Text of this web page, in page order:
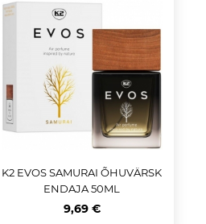
K2 EVOS SAMURAI ÕHUVÄRSK
ENDAJA 50ML
9,69 €